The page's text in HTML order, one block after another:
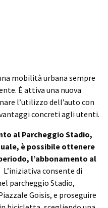
mobilità urbana sempre
È attiva una nuova
l’utilizzo dell’auto con
concreti agli utenti.
al Parcheggio Stadio,
è possibile ottenere
l’abbonamento al
L’iniziativa consente di
parcheggio Stadio,
Goisis, e proseguire